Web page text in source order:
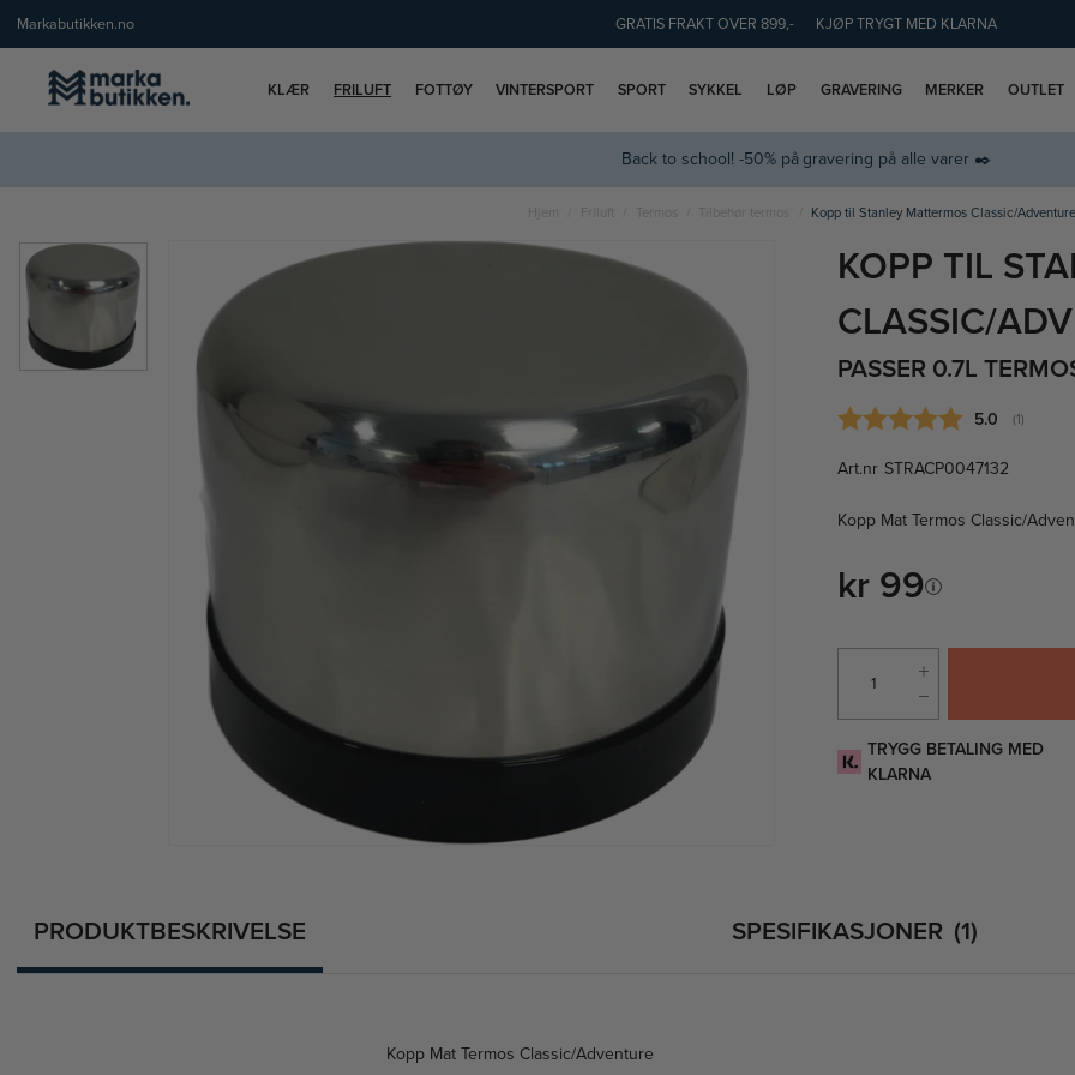
Markabutikken.no GRATIS FRAKT OVER 899,- KJØP TRYGT MED KLARNA
KLÆR FRILUFT FOTTØY VINTERSPORT SPORT SYKKEL LØP GRAVERING MERKER OUTLET
Back to school! -50% på gravering på alle varer ✒️
Hjem Friluft Kopp til Stanley Mattermos Classic/Adventure
KOPP TIL
CLASSIC/
PASSER 0.7L
5.0 (stemmer:
1)
Art.nr STRACP0047132
Kopp Mat Termos Classic/
kr 99
TRYGG BETALING MED
KLARNA
PRODUKTBESKRIVELSE SPESIFIKASJONER 1
Kopp Mat Termos Classic/Adventure